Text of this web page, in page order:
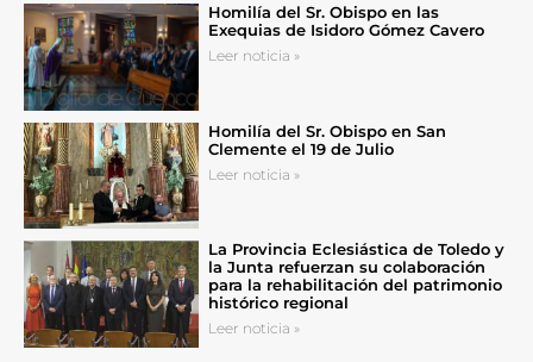
Homilía del Sr. Obispo en las
Exequias de Isidoro Gómez Cavero
Leer noticia »
Homilía del Sr. Obispo en San
Clemente el 19 de Julio
Leer noticia »
La Provincia Eclesiástica de Toledo y
la Junta refuerzan su colaboración
para la rehabilitación del patrimonio
histórico regional
Leer noticia »